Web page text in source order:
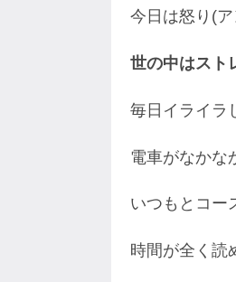
今日は怒り(
世の中はスト
毎日イライラ
電車がなかな
いつもとコー
時間が全く読